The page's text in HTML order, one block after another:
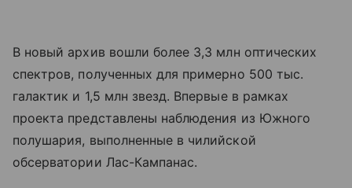
В новый архив вошли более 3,3 млн оптических
спектров, полученных для примерно 500 тыс.
галактик и 1,5 млн звезд. Впервые в рамках
проекта представлены наблюдения из Южного
полушария, выполненные в чилийской
обсерватории Лас-Кампанас.